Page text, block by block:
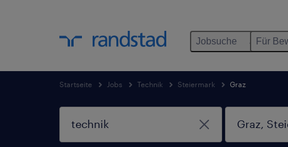
Jobsuche Für
Startseite Jobs Technik Steiermark Graz